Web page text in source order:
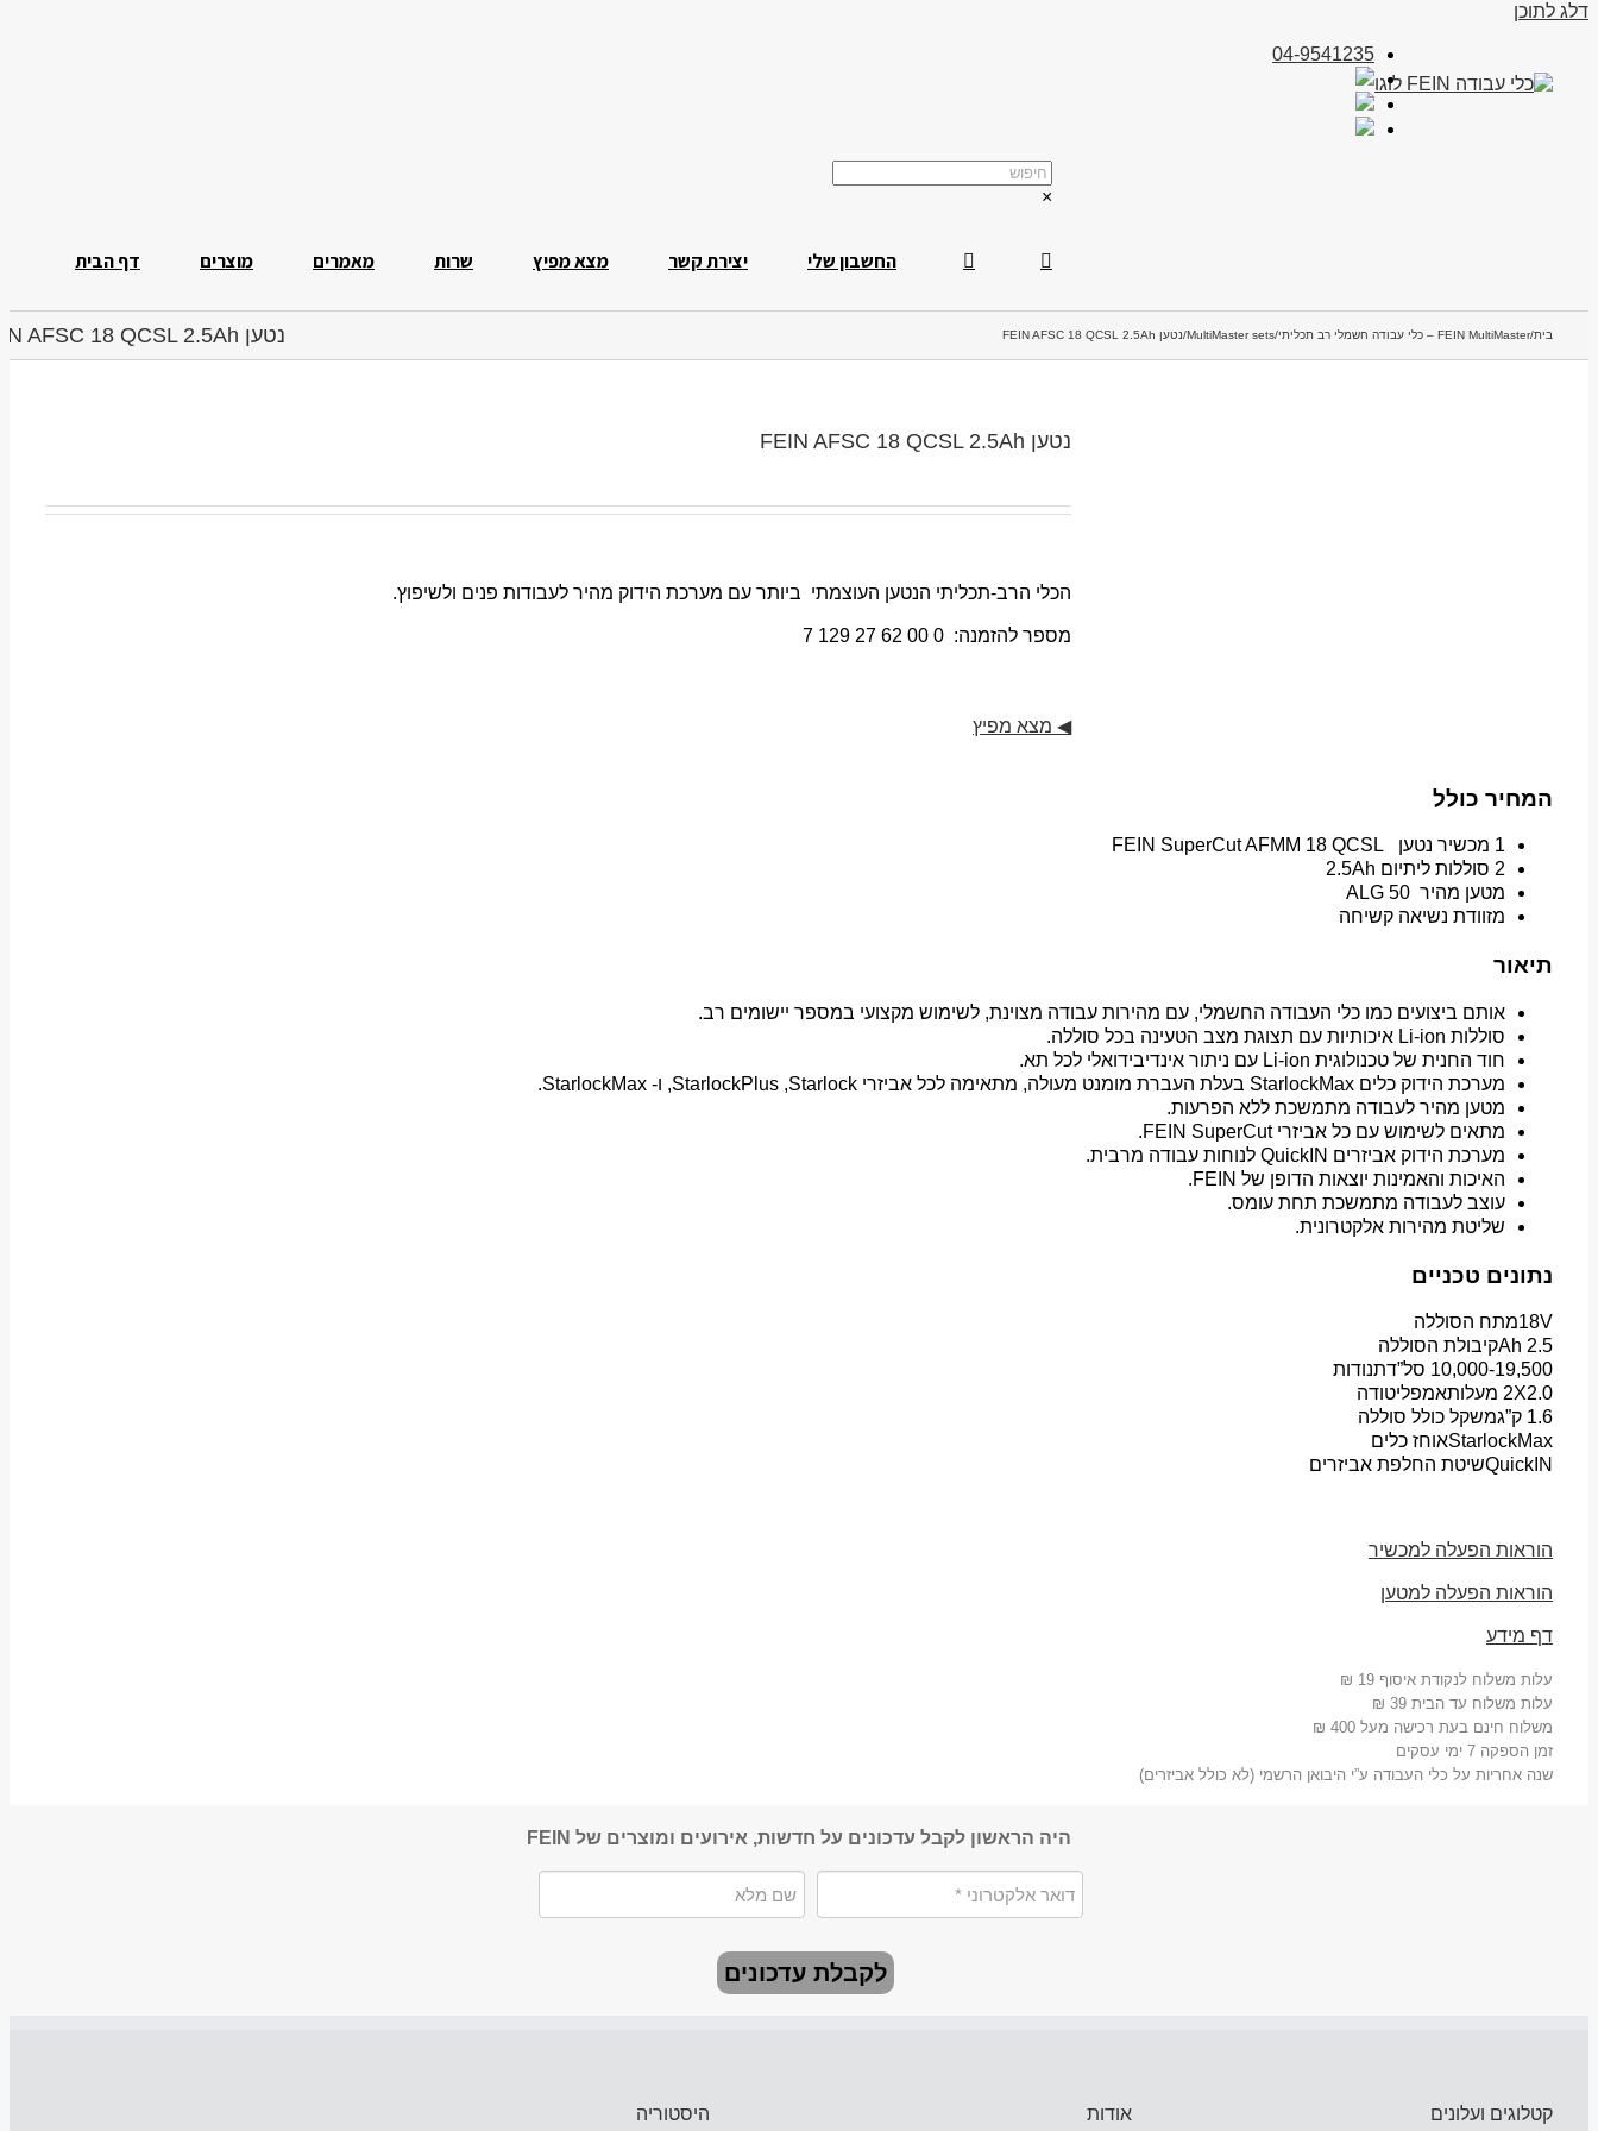
דלג לתוכן
04-9541235
×
דף הבית מוצרים מאמרים שרות מצא מפיץ יצירת קשר החשבון שלי
נטען FEIN AFSC 18 QCSL 2.5Ah בית/FEIN MultiMaster – כלי עבודה חשמלי רב תכליתי /
MultiMaster sets
/נטען FEIN AFSC 18 QCSL 2.5Ah
נטען FEIN AFSC 18 QCSL 2.5Ah
הכלי הרב-תכליתי הנטען העוצמתי ביותר עם מערכת הידוק מהיר לעבודות פנים ולשיפוץ.
מספר להזמנה: 7 129 27 62 00 0
◀ מצא מפיץ
המחיר כולל
1 מכשיר נטען FEIN SuperCut AFMM 18 QCSL
2 סוללות ליתיום 2.5Ah
מטען מהיר ALG 50
מזוודת נשיאה קשיחה
תיאור
אותם ביצועים כמו כלי העבודה החשמלי, עם מהירות עבודה מצוינת, לשימוש מקצועי במספר יישומים רב.
סוללות Li-ion איכותיות עם תצוגת מצב הטעינה בכל סוללה.
חוד החנית של טכנולוגית Li-ion עם ניתור אינדיבידואלי לכל תא.
מערכת הידוק כלים StarlockMax בעלת העברת מומנט מעולה, מתאימה לכל אביזרי StarlockPlus ,Starlock, ו- StarlockMax.
מטען מהיר לעבודה מתמשכת ללא הפרעות.
מתאים לשימוש עם כל אביזרי FEIN SuperCut.
מערכת הידוק אביזרים QuickIN לנוחות עבודה מרבית.
האיכות והאמינות יוצאות הדופן של FEIN.
עוצב לעבודה מתמשכת תחת עומס.
שליטת מהירות אלקטרונית.
נתונים טכניים
18Vמתח הסוללה
2.5 Ah
קיבולת הסוללה
10,000-19,500 סל”ד
תנודות
2X2.0 מעלות
אמפליטודה
1.6 ק”ג
משקל כולל סוללה
StarlockMaxאוחז כלים
QuickINשיטת החלפת אביזרים
הוראות הפעלה למכשיר
הוראות הפעלה למטען
דף מידע
עלות משלוח לנקודת איסוף 19 ₪
עלות משלוח עד הבית 39 ₪
משלוח חינם בעת רכישה מעל 400 ₪
זמן הספקה 7 ימי עסקים
שנה אחריות על כלי העבודה ע”י היבואן הרשמי (לא כולל אביזרים)
היה הראשון לקבל עדכונים על חדשות, אירועים ומוצרים של FEIN
לקבלת עדכונים
קטלוגים ועלונים אודות היסטוריה